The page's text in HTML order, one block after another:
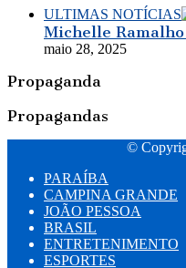
ULTIMAS NOTÍCIAS
Michelle
maio 28, 2025
Propaganda
Propagandas
©
PARAÍBA
CAMPINA GRANDE
JOÃO PESSOA
BRASIL
ENTRETENIMENTO
ESPORTES